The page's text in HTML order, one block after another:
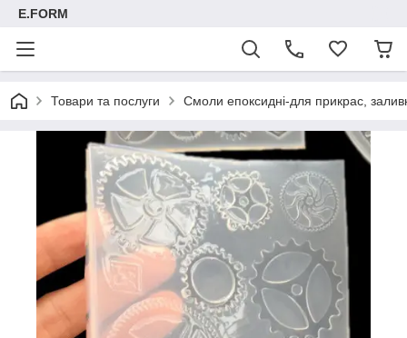
E.FORM
Товари та послуги Смоли епоксидні-для прикрас,